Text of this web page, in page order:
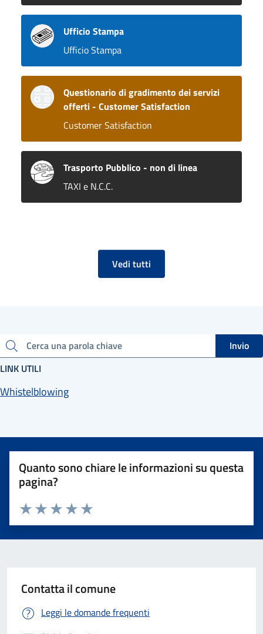
Ufficio Stampa
Ufficio Stampa
Questionario di gradimento dei servizi
offerti - Customer Satisfaction
Customer Satisfaction
Trasporto Pubblico - non di linea
TAXI e N.C.C.
Vedi tutti
Cerca una parola chiave
Invio
LINK UTILI
Whistelblowing
Quanto sono chiare le informazioni su questa
pagina?
Valuta 5 stelle su 5
Valuta 4 stelle su 5
Valuta 3 stelle su 5
Valuta 2 stelle su 5
Valuta 1 stelle su 5
Contatta il comune
Leggi le domande frequenti